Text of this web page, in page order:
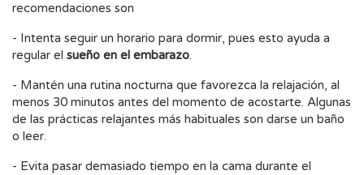
recomendaciones son
- Intenta seguir un horario para dormir, pues esto ayuda a
regular el sueño en el embarazo.
- Mantén una rutina nocturna que favorezca la relajación, al
menos 30 minutos antes del momento de acostarte. Algunas
de las prácticas relajantes más habituales son darse un baño
o leer.
- Evita pasar demasiado tiempo en la cama durante el